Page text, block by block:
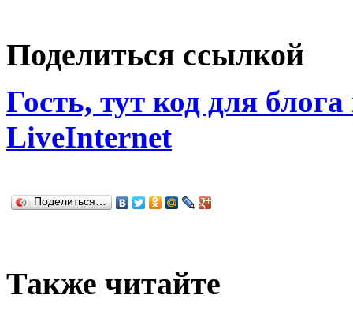
Поделиться ссылкой
Гость, тут код для
LiveInternet
Поделиться…
Также читайте